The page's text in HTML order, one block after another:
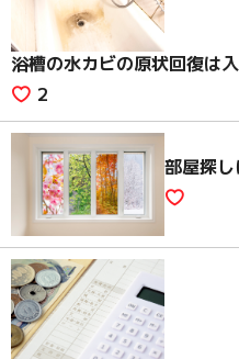
浴槽の水カビの原状回復は
2
部屋探